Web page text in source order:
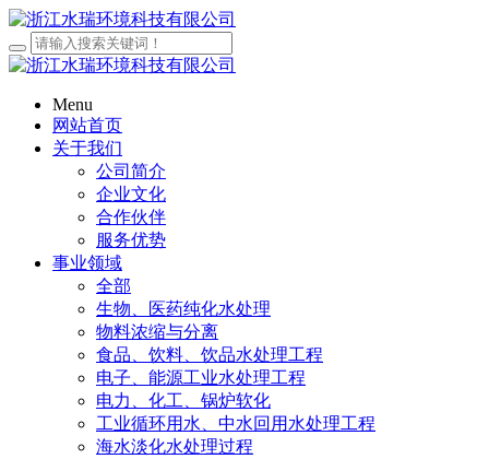
Menu
网站首页
关于我们
公司简介
企业文化
合作伙伴
服务优势
事业领域
全部
生物、医药纯化水处理
物料浓缩与分离
食品、饮料、饮品水处理工程
电子、能源工业水处理工程
电力、化工、锅炉软化
工业循环用水、中水回用水处理工程
海水淡化水处理过程